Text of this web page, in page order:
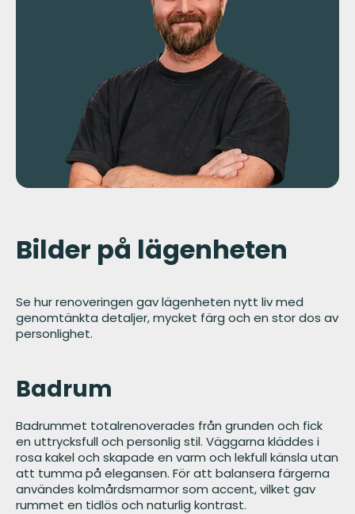
Bilder på lägenheten
Se hur renoveringen gav lägenheten nytt liv med
genomtänkta detaljer, mycket färg och en stor dos av
personlighet.
Badrum
Badrummet totalrenoverades från grunden och fick
en uttrycksfull och personlig stil. Väggarna kläddes i
rosa kakel och skapade en varm och lekfull känsla utan
att tumma på elegansen. För att balansera färgerna
användes kolmårdsmarmor som accent, vilket gav
rummet en tidlös och naturlig kontrast.